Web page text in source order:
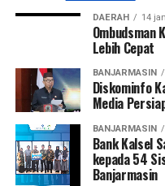
DAERAH 14
Ombudsman
Lebih Cepat
BANJARMASIN
Diskominfo
Media
BANJARMASIN
Bank Kalsel
kepada 54
Banjarmasin